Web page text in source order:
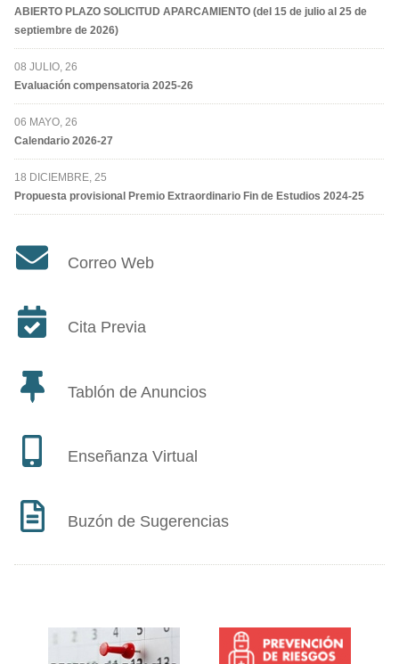
ABIERTO PLAZO SOLICITUD APARCAMIENTO (del 15 de julio al 25 de
septiembre de 2026)
08 JULIO, 26
Evaluación compensatoria 2025-26
06 MAYO, 26
Calendario 2026-27
18 DICIEMBRE, 25
Propuesta provisional Premio Extraordinario Fin de Estudios 2024-25
Correo Web
Cita Previa
Tablón de Anuncios
Enseñanza Virtual
Buzón de Sugerencias